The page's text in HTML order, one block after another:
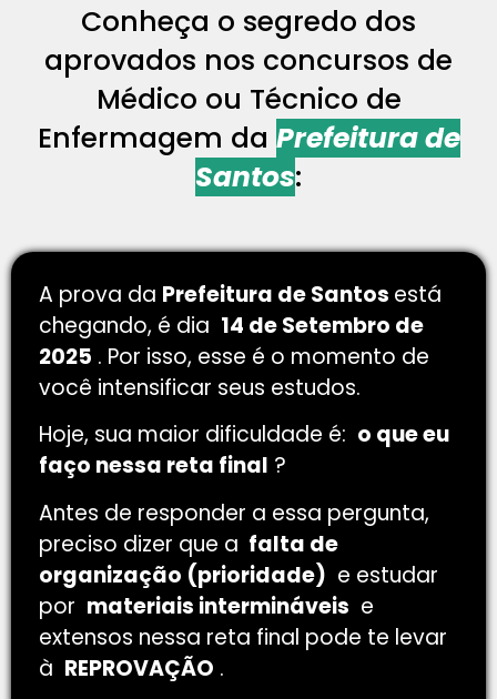
Conheça o segredo dos
aprovados nos concursos de
Médico ou Técnico de
Enfermagem da Prefeitura de
Santos:
A prova da Prefeitura de Santos está
chegando, é dia 14 de Setembro de
2025 . Por isso, esse é o momento de
você intensificar seus estudos.
Hoje, sua maior dificuldade é: o que eu
faço nessa reta final ?
Antes de responder a essa pergunta,
preciso dizer que a falta de
organização (prioridade) e estudar
por materiais intermináveis e
extensos nessa reta final pode te levar
à REPROVAÇÃO .